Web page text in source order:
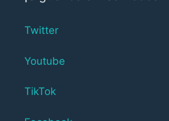
Twitter
Youtube
TikTok